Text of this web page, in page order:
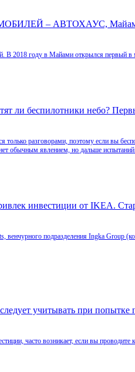
– АВТОХАУС, Майами.
В 2018 году в Майами открылся первый
ли беспилотники небо?
разговорами, поэтому если вы
обычным явлением, но дальше испытаний
инвестиции от IKEA.
венчурного подразделения Ingka Group
учитывать при
часто возникает, если вы